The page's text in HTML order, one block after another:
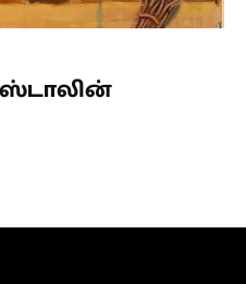
ஸ்டாலின்